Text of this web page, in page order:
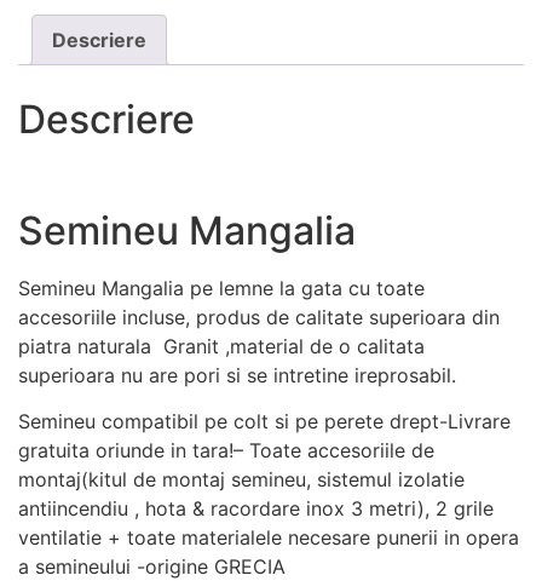
Descriere
Descriere
Semineu Mangalia
Semineu Mangalia pe lemne la gata cu toate
accesoriile incluse, produs de calitate superioara din
piatra naturala Granit ,material de o calitata
superioara nu are pori si se intretine ireprosabil.
Semineu compatibil pe colt si pe perete drept-Livrare
gratuita oriunde in tara!– Toate accesoriile de
montaj(kitul de montaj semineu, sistemul izolatie
antiincendiu , hota & racordare inox 3 metri), 2 grile
ventilatie + toate materialele necesare punerii in opera
a semineului -origine GRECIA
Sunt
site-ul web
să
Statistici
îmbunătăți
funcționalitatea
site-ului web,
în ​​funcție de
este utilizat
site-ul.
Experienţă
Pentru ca site-